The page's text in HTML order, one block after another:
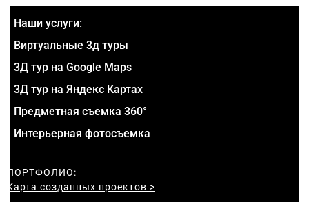
Наши услуги:
Виртуальные 3д туры
3Д тур на Google Maps
3Д тур на Яндекс Картах
Предметная съемка 360°
Интерьерная фотосъемка
ПОРТФОЛИО:
Карта созданных проектов >